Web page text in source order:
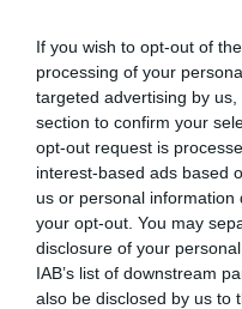
If you wish to opt-out of
processing of your
targeted advertising by
section to confirm your
opt-out request is
interest-based ads based
us or personal
your opt-out. You may
disclosure of your
IAB’s list of downstream
also be disclosed by us to
ECONOMIA
Assobirra, i
mantengono